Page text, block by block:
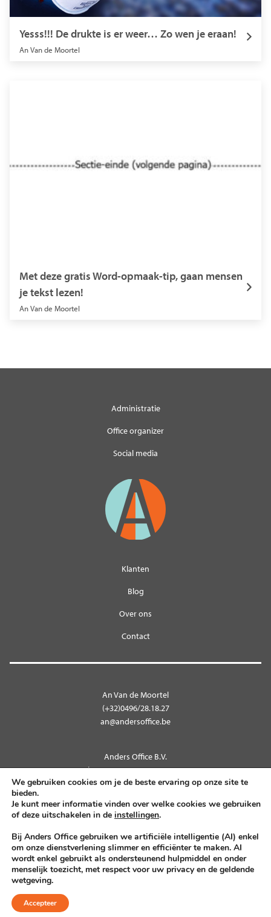
Yesss!!! De drukte is er weer… Zo wen je eraan!
An Van de Moortel
Met deze gratis Word-opmaak-tip, gaan mensen
je tekst lezen!
An Van de Moortel
Administratie
Office organizer
Social media
Klanten
Blog
Over ons
Contact
An Van de Moortel
(+32)0496/28.18.27
an@andersoffice.be
Anders Office B.V.
Kleempstraat 9 – 9270 Laarne
BTW BE 0712.566.552
Volg ons op
© 2026 Privacy Policy Algemene voorwaarden
We gebruiken cookies om je de beste ervaring op onze site te
bieden.
Je kunt meer informatie vinden over welke cookies we gebruiken
of deze uitschakelen in de instellingen.
Bij Anders Office gebruiken we artificiële intelligentie (AI) enkel
om onze dienstverlening slimmer en efficiënter te maken. AI
wordt enkel gebruikt als ondersteunend hulpmiddel en onder
menselijk toezicht, met respect voor uw privacy en de geldende
wetgeving.
Accepteer